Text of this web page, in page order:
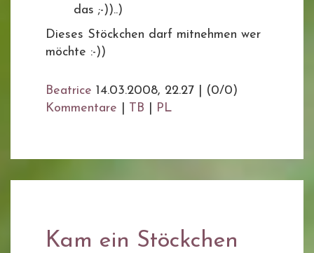
das ;-))..)
Dieses Stöckchen darf mitnehmen wer
möchte :-))
Beatrice 14.03.2008, 22.27
(0/0)
Kommentare
TB PL
Kam ein Stöckchen